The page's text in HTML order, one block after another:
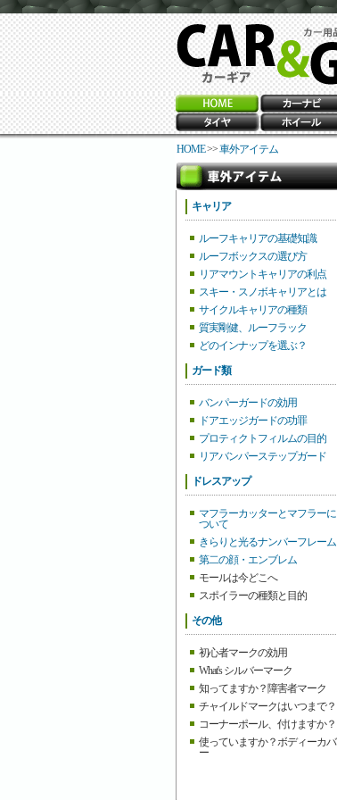
HOME>>車外アイテム
キャリア
ルーフキャリアの基礎知識
ルーフボックスの選び方
リアマウントキャリアの利点
スキー・スノボキャリアとは
サイクルキャリアの種類
質実剛健、ルーフラック
どのインナップを選ぶ？
ガード類
バンパーガードの効用
ドアエッジガードの功罪
プロティクトフィルムの目的
リアバンパーステップガード
ドレスアップ
マフラーカッターとマフラーに
ついて
きらりと光るナンバーフレーム
第二の顔・エンブレム
モールは今どこへ
スポイラーの種類と目的
その他
初心者マークの効用
What's シルバーマーク
知ってますか？障害者マーク
チャイルドマークはいつまで？
コーナーポール、付けますか？
使っていますか？ボディーカバ
ー